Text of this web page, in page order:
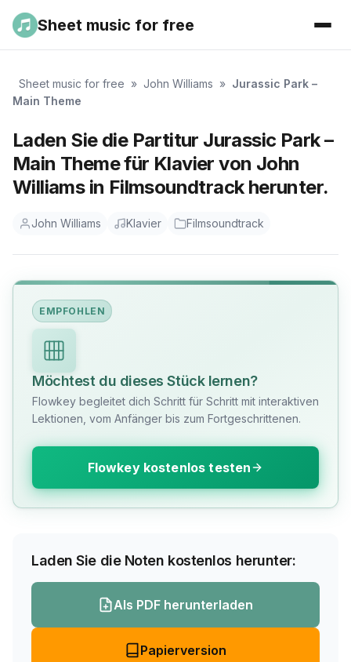
Sheet music for free
Sheet music for free » John Williams » Jurassic Park –
Main Theme
Laden Sie die Partitur Jurassic Park –
Main Theme für Klavier von John
Williams in Filmsoundtrack herunter.
John Williams Klavier Filmsoundtrack
EMPFOHLEN
Möchtest du dieses Stück lernen?
Flowkey begleitet dich Schritt für Schritt mit interaktiven
Lektionen, vom Anfänger bis zum Fortgeschrittenen.
Flowkey kostenlos testen
Laden Sie die Noten kostenlos herunter:
Als PDF herunterladen
Papierversion